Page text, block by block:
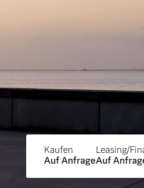
Kaufen
Auf Anfrage
Leasing/
Auf